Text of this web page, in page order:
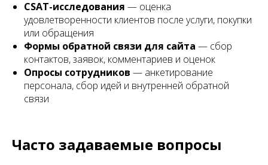
CSAT-исследования — оценка
удовлетворенности клиентов после услуги, покупки
или обращения
Формы обратной связи для сайта — сбор
контактов, заявок, комментариев и оценок
Опросы сотрудников — анкетирование
персонала, сбор идей и внутренней обратной
связи
Часто задаваемые вопросы